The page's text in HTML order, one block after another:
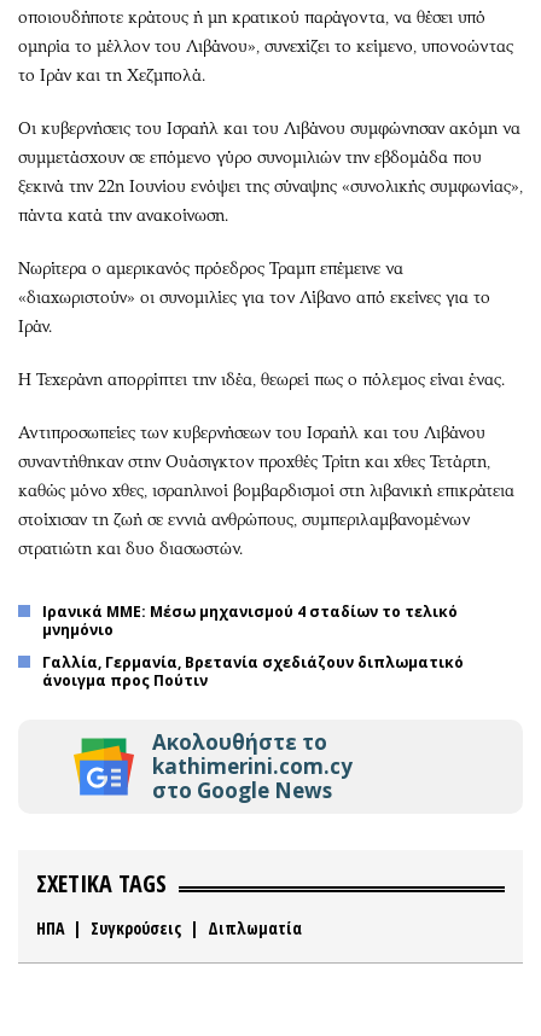
οποιουδήποτε κράτους ή μη κρατικού παράγοντα, να θέσει υπό
ομηρία το μέλλον του Λιβάνου», συνεχίζει το κείμενο, υπονοώντας
το Ιράν και τη Χεζμπολά.
Οι κυβερνήσεις του Ισραήλ και του Λιβάνου συμφώνησαν ακόμη να
συμμετάσχουν σε επόμενο γύρο συνομιλιών την εβδομάδα που
ξεκινά την 22η Ιουνίου ενόψει της σύναψης «συνολικής συμφωνίας»,
πάντα κατά την ανακοίνωση.
Νωρίτερα ο αμερικανός πρόεδρος Τραμπ επέμεινε να
«διαχωριστούν» οι συνομιλίες για τον Λίβανο από εκείνες για το
Ιράν.
Η Τεχεράνη απορρίπτει την ιδέα, θεωρεί πως ο πόλεμος είναι ένας.
Αντιπροσωπείες των κυβερνήσεων του Ισραήλ και του Λιβάνου
συναντήθηκαν στην Ουάσιγκτον προχθές Τρίτη και χθες Τετάρτη,
καθώς μόνο χθες, ισραηλινοί βομβαρδισμοί στη λιβανική επικράτεια
στοίχισαν τη ζωή σε εννιά ανθρώπους, συμπεριλαμβανομένων
στρατιώτη και δυο διασωστών.
Ιρανικά ΜΜΕ: Μέσω μηχανισμού 4 σταδίων το τελικό
μνημόνιο
Γαλλία, Γερμανία, Βρετανία σχεδιάζουν διπλωματικό
άνοιγμα προς Πούτιν
Ακολουθήστε το
kathimerini.com.cy
στο Google News
ΣΧΕΤΙΚΑ TAGS
ΗΠΑ| Συγκρούσεις | Διπλωματία